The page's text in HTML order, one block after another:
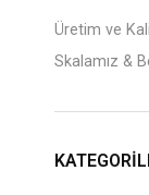
Üretim ve
Skalamız &